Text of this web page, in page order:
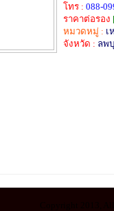
โทร : 088-
ราคาต่อรอง
หมวดหมู่ : เ
จังหวัด : ลพ